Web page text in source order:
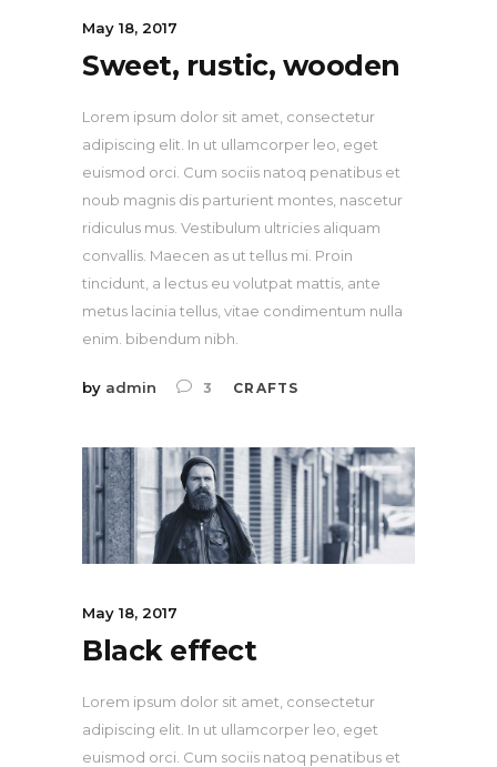
May 18, 2017
Sweet, rustic, wooden
Lorem ipsum dolor sit amet, consectetur
adipiscing elit. In ut ullamcorper leo, eget
euismod orci. Cum sociis natoq penatibus et
noub magnis dis parturient montes, nascetur
ridiculus mus. Vestibulum ultricies aliquam
convallis. Maecen as ut tellus mi. Proin
tincidunt, a lectus eu volutpat mattis, ante
metus lacinia tellus, vitae condimentum nulla
enim. bibendum nibh.
by admin 3 CRAFTS
May 18, 2017
Black effect
Lorem ipsum dolor sit amet, consectetur
adipiscing elit. In ut ullamcorper leo, eget
euismod orci. Cum sociis natoq penatibus et